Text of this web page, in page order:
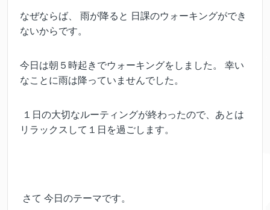
なぜならば、 雨が降ると 日課のウォーキングができ
ないからです。
今日は朝５時起きでウォーキングをしました。 幸い
なことに雨は降っていませんでした。
１日の大切なルーティングが終わったので、あとは
リラックスして１日を過ごします。
さて 今日のテーマです。